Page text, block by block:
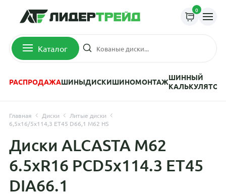
0
Каталог
РАСПРОДАЖАШИНЫДИСКИШИНОМОНТАЖШИННЫЙ
КАЛЬКУЛЯТОР
Главная Диски
Литые диски
6,5x16/5x114,3 ET45 D66,1 M62 HS
Диски ALCASTA M62
6.5xR16 PCD5x114.3 ET45
DIA66.1